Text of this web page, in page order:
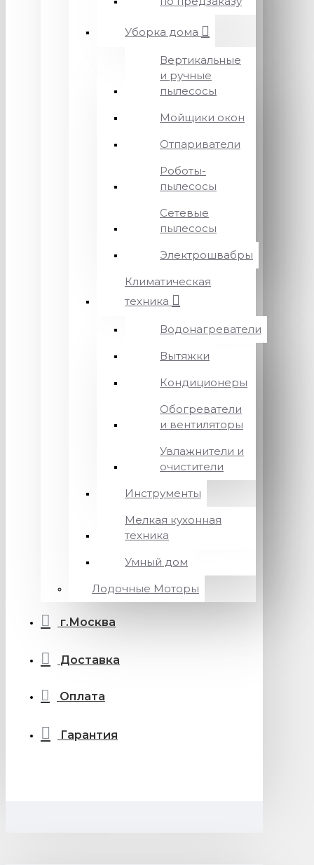
Уборка дома
Вертикальные
и ручные
пылесосы
Мойщики окон
Отпариватели
Роботы-
пылесосы
Сетевые
пылесосы
Электрошвабры
Климатическая
техника
Водонагреватели
Вытяжки
Кондиционеры
Обогреватели
и вентиляторы
Увлажнители и
очистители
Инструменты
Мелкая кухонная
техника
Умный дом
Лодочные Моторы
г.Москва
Доставка
Оплата
Гарантия